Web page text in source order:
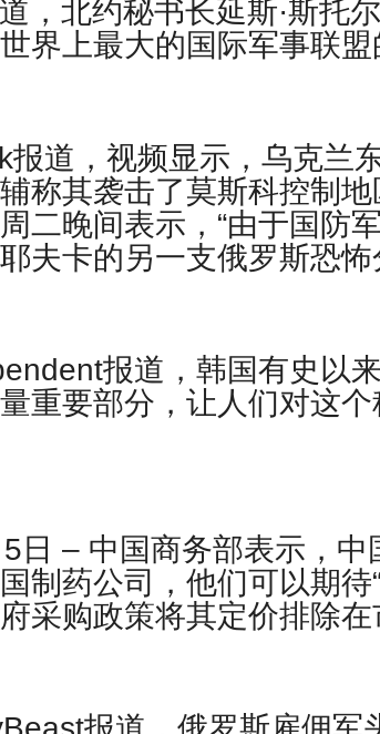
，北约秘书长延斯·斯托
界上最大的国际军事联盟
报道，视频显示，乌克兰
称其袭击了莫斯科控制
二晚间表示，“由于国防
夫卡的另一支俄罗斯恐
报道，韩国有史以
重要部分，让人们对这
日 – 中国商务部表示，中
制药公司，他们可以期待
采购政策将其定价排除在